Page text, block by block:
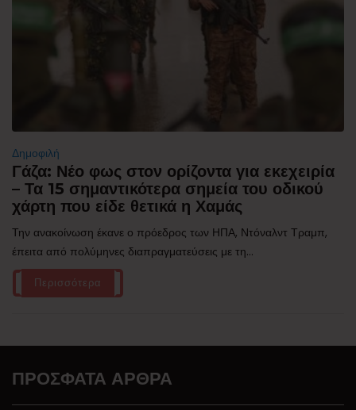
Δημοφιλή
Γάζα: Νέο φως στον ορίζοντα για εκεχειρία
– Τα 15 σημαντικότερα σημεία του οδικού
χάρτη που είδε θετικά η Χαμάς
Την ανακοίνωση έκανε ο πρόεδρος των ΗΠΑ, Ντόναλντ Τραμπ,
έπειτα από πολύμηνες διαπραγματεύσεις με τη...
Περισσότερα
ΠΡΌΣΦΑΤΑ ΆΡΘΡΑ